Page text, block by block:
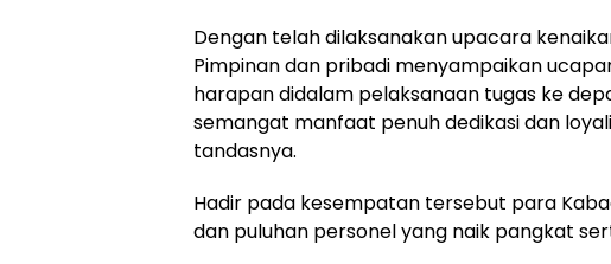
Dengan telah dilaksanakan upacara
Pimpinan dan pribadi menyampaikan
harapan didalam pelaksanaan tugas ke
semangat manfaat penuh dedikasi dan
tandasnya.
Hadir pada kesempatan tersebut para
dan puluhan personel yang naik pangkat